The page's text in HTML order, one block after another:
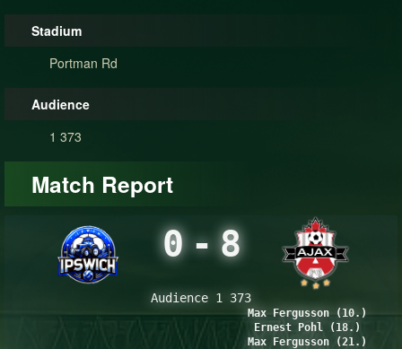
Stadium
Portman Rd
Audience
1 373
Match Report
0 - 8
Audience 1 373
Max Fergusson (10.)
Ernest Pohl (18.)
Max Fergusson (21.)